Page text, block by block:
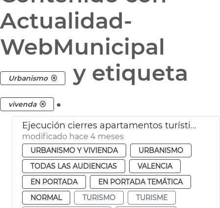
Actualidad-
WebMunicipal
Urbanismo y etiqueta
vivenda .
Ejecución cierres apartamentos turísticos ilegales
modificado hace 4 meses
URBANISMO Y VIVIENDA
URBANISMO
TODAS LAS AUDIENCIAS
VALENCIA
EN PORTADA
EN PORTADA TEMÁTICA
NORMAL
TURISMO
TURISME